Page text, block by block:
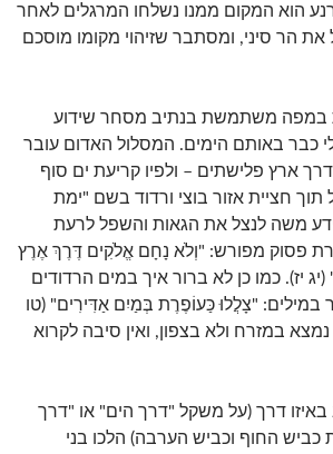
הוא המקום ממנו נשלחו המרגלים לאחר
את הר סיני, ומסתבר שזיהוי מקומו מוסכם
במפה משתמשת בנתיב מסחר שידוע
כבר באותם הימים. המסלול האדום עובר
ארץ פלישתים – ולפיו קריעת ים סוף
תוך חציית אזור בוצי ורדוד בשם "ימת
ידע משה לנצל את הגאות והשפל לרעת
פסוק מפורש: "וְלֹא נָחָם אֱלֹקִים דֶּרֶךְ אֶרֶץ
יז). כמו כן לא ברור איך במים הרדודים
"צָלֲלוּ כַּעוֹפֶרֶת בְּמַיִם אַדִּירִים" (טו
במזרח ולא בצפון, ואין סיבה לקרוא
דרך (על משקל "דרך הים" או "דרך
כביש החוף וכביש הערבה) הלכו בני